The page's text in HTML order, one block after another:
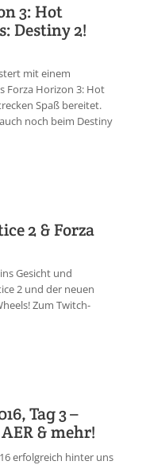
3: Hot
Destiny 2!
mit einem
Forza Horizon 3: Hot
Spaß bereitet.
noch beim Destiny
2 & Forza
Gesicht und
2 und der neuen
Zum Twitch-
Tag 3 –
& mehr!
erfolgreich hinter uns